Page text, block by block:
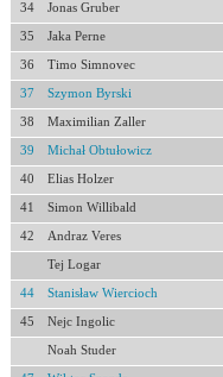
34 Jonas Gruber
35 Jaka Perne
36 Timo Simnovec
37 Szymon Byrski
38 Maximilian Zaller
39 Michał Obtułowicz
40 Elias Holzer
41 Simon Willibald
42 Andraz Veres
Tej Logar
44 Stanisław Wiercioch
45 Nejc Ingolic
Noah Studer